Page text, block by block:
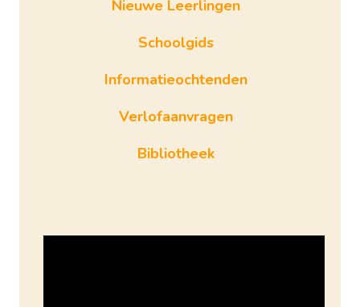
Nieuwe Leerlingen
Schoolgids
Informatieochtenden
Verlofaanvragen
Bibliotheek